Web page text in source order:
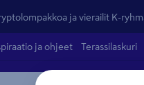
ja vierailit K-
ja ohjeet Terassilaskuri